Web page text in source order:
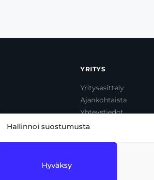
Hallinnoi suostumusta
Hyväksy
YRITYS
Yritysesittely
Ajankohtaista
Yhteystiedot